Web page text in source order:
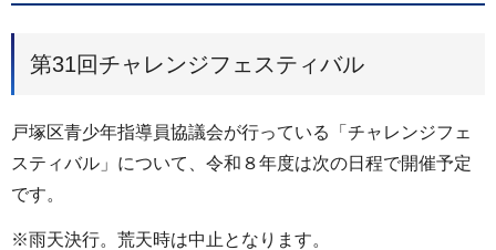
第31回チャレンジフェスティバル
戸塚区青少年指導員協議会が行っている「チャレンジフェ
スティバル」について、令和８年度は次の日程で開催予定
です。
※雨天決行。荒天時は中止となります。